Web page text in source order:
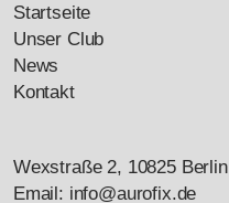
Startseite
Unser Club
News
Kontakt
Wexstraße 2, 10825 Berlin
Email: info@aurofix.de